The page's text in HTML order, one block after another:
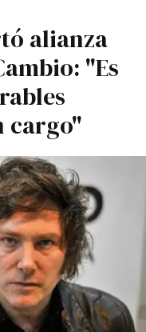
alianza
"Es
cargo"